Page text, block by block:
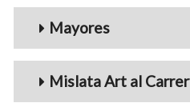
Mayores
Mislata Art al Carrer